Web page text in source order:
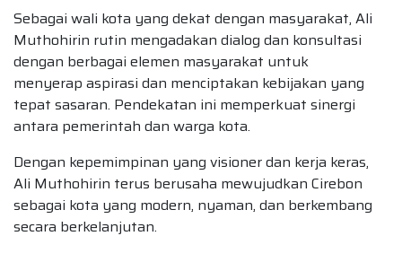
Sebagai wali kota yang dekat dengan masyarakat, Ali
Muthohirin rutin mengadakan dialog dan konsultasi
dengan berbagai elemen masyarakat untuk
menyerap aspirasi dan menciptakan kebijakan yang
tepat sasaran. Pendekatan ini memperkuat sinergi
antara pemerintah dan warga kota.
Dengan kepemimpinan yang visioner dan kerja keras,
Ali Muthohirin terus berusaha mewujudkan Cirebon
sebagai kota yang modern, nyaman, dan berkembang
secara berkelanjutan.